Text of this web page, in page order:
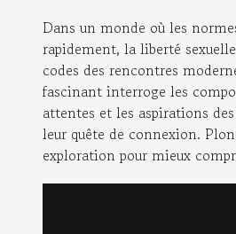
Dans un monde où les
rapidement, la liberté
codes des rencontres
fascinant interroge les
attentes et les aspirations
leur quête de connexion.
exploration pour mieux